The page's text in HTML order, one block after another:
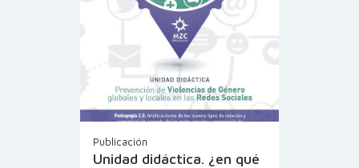
Publicación
Unidad didáctica. ¿en qué